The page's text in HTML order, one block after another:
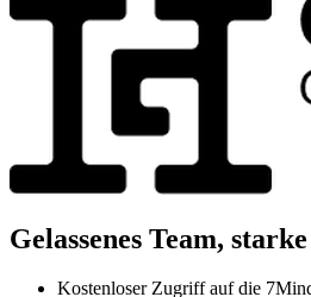
Gelassenes Team,
Kostenloser Zugriff auf die